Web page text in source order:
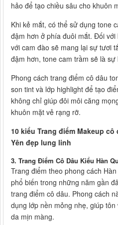
hảo để tạo chiều sâu cho khuôn
Khi kẻ mắt, có thể sử dụng tone
đậm hơn ở phía đuôi mắt. Đối
với cam đào sẽ mang lại sự tươi
đậm hơn, tone cam trầm sẽ là
Phong cách trang điểm cô dâu
son tint và lớp highlight để tạo
không chỉ giúp đôi môi căng
khuôn mặt vẻ rạng rỡ.
10 kiểu Trang điểm Makeup
Yên đẹp lung linh
3. Trang Điểm Cô Dâu Kiểu Hàn
Trang điểm theo phong cách
phổ biến trong những năm gần
trang điểm cô dâu. Phong cách
dụng lớp nền mỏng nhẹ, giúp
da mịn màng.